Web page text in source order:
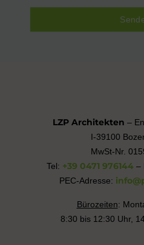
LZP Architekten –
I-39100
MwSt-Nr.
Tel: +39 0471 976144 –
PEC-Adresse:
Bürozeiten:
8:30 bis 12:30 Uhr,